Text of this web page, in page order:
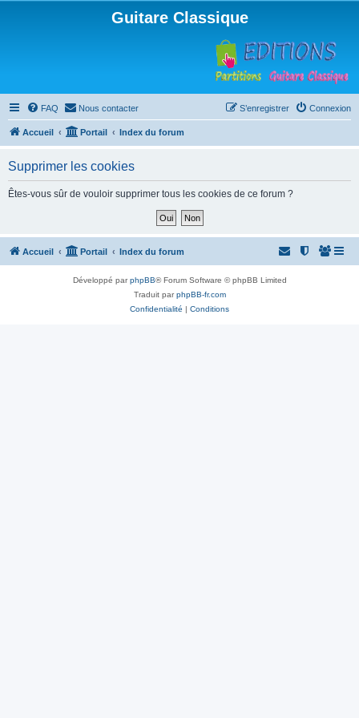
Guitare Classique
FAQ Nous contacter Connexion
S’enregistrer
Accueil Portail Index du forum
Supprimer les cookies
Êtes-vous sûr de vouloir supprimer tous les cookies de ce forum ?
Accueil Portail Index du forum
Développé parphpBB® Forum Software © phpBB Limited
Traduit parphpBB-fr.com
Confidentialité | Conditions